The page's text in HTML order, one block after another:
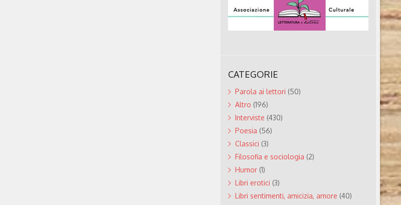
CATEGORIE
Parola ai lettori (50)
Altro (196)
Interviste (430)
Poesia (56)
Classici (3)
Filosofia e sociologia (2)
Humor(1)
Libri erotici (3)
Libri sentimenti, amicizia, amore (40)